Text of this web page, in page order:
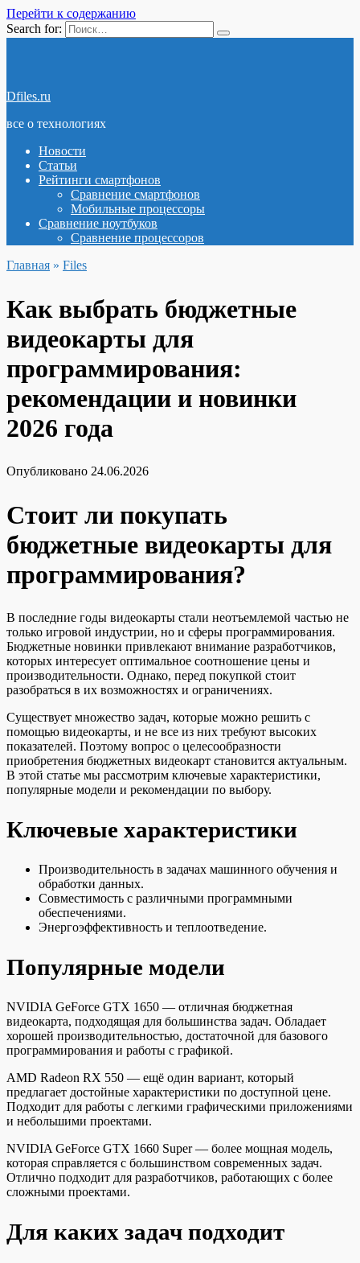
Перейти к содержанию
Search for:
Dfiles.ru
все о технологиях
Новости
Статьи
Рейтинги смартфонов
Сравнение смартфонов
Мобильные процессоры
Сравнение ноутбуков
Сравнение процессоров
Главная » Files
Как выбрать бюджетные
видеокарты для
программирования:
рекомендации и новинки
2026 года
Опубликовано 24.06.2026
Стоит ли покупать
бюджетные видеокарты для
программирования?
В последние годы видеокарты стали неотъемлемой частью не
только игровой индустрии, но и сферы программирования.
Бюджетные новинки привлекают внимание разработчиков,
которых интересует оптимальное соотношение цены и
производительности. Однако, перед покупкой стоит
разобраться в их возможностях и ограничениях.
Существует множество задач, которые можно решить с
помощью видеокарты, и не все из них требуют высоких
показателей. Поэтому вопрос о целесообразности
приобретения бюджетных видеокарт становится актуальным.
В этой статье мы рассмотрим ключевые характеристики,
популярные модели и рекомендации по выбору.
Ключевые характеристики
Производительность в задачах машинного обучения и
обработки данных.
Совместимость с различными программными
обеспечениями.
Энергоэффективность и теплоотведение.
Популярные модели
NVIDIA GeForce GTX 1650 — отличная бюджетная
видеокарта, подходящая для большинства задач. Обладает
хорошей производительностью, достаточной для базового
программирования и работы с графикой.
AMD Radeon RX 550 — ещё один вариант, который
предлагает достойные характеристики по доступной цене.
Подходит для работы с легкими графическими приложениями
и небольшими проектами.
NVIDIA GeForce GTX 1660 Super — более мощная модель,
которая справляется с большинством современных задач.
Отлично подходит для разработчиков, работающих с более
сложными проектами.
Для каких задач подходит